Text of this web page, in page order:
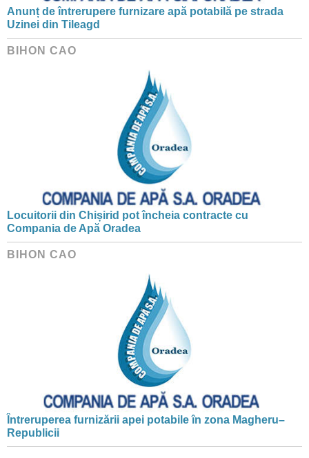
Anunț de întrerupere furnizare apă potabilă pe strada
Uzinei din Tileagd
BIHON CAO
Locuitorii din Chișirid pot încheia contracte cu
Compania de Apă Oradea
BIHON CAO
Întreruperea furnizării apei potabile în zona Magheru–
Republicii